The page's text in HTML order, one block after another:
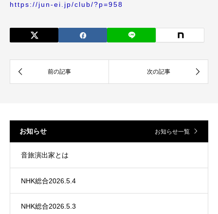
https://jun-ei.jp/club/?p=958
お知らせ お知らせ一覧
音旅演出家とは
NHK総合2026.5.4
NHK総合2026.5.3